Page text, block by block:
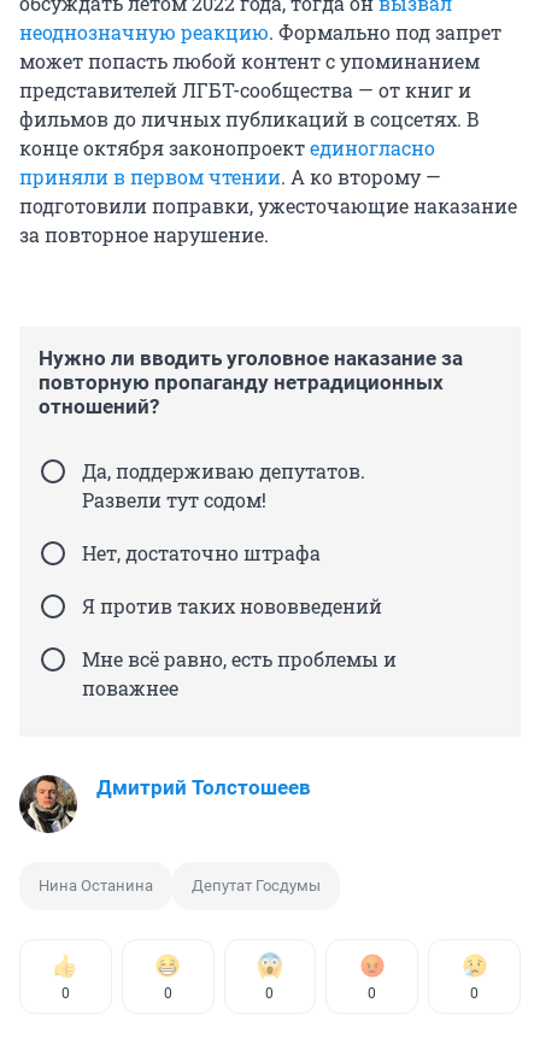
неоднозначную реакцию. Формально под запрет
может попасть любой контент с упоминанием
представителей ЛГБТ-сообщества — от книг и
фильмов до личных публикаций в соцсетях. В
конце октября законопроектединогласно
приняли в первом чтении. А ко второму —
подготовили поправки, ужесточающие наказание
за повторное нарушение.
Нужно ли вводить уголовное наказание за
повторную пропаганду нетрадиционных
отношений?
Да, поддерживаю депутатов.
Развели тут содом!
Нет, достаточно штрафа
Я против таких нововведений
Мне всё равно, есть проблемы и
поважнее
Дмитрий Толстошеев
Нина Останина Депутат Госдумы
0 0 0 0 0